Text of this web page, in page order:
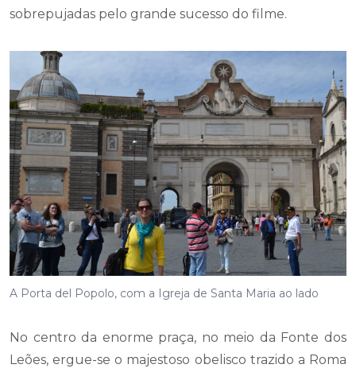
sobrepujadas pelo grande sucesso do filme.
A Porta del Popolo, com a Igreja de Santa Maria ao lado
No centro da enorme praça, no meio da Fonte dos
Leões, ergue-se o majestoso obelisco trazido a Roma